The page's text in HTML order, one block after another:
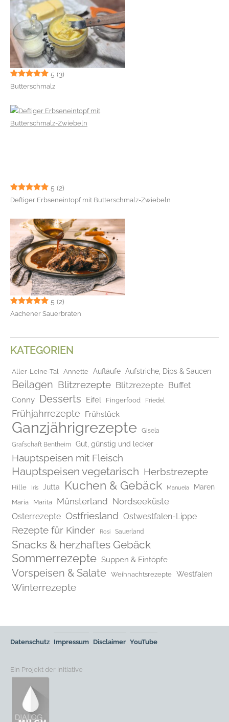
5 (3)
Butterschmalz
5 (2)
Deftiger Erbseneintopf mit Butterschmalz-Zwiebeln
5 (2)
Aachener Sauerbraten
KATEGORIEN
Aller-Leine-Tal Annette Aufläufe Aufstriche, Dips & Saucen
Beilagen Blitzrezepte Blitzrezepte Buffet
Conny Desserts Eifel Fingerfood Friedel
Frühjahrrezepte Frühstück
Ganzjährigrezepte
Gisela
Grafschaft Bentheim
Gut, günstig und lecker
Hauptspeisen mit Fleisch
Hauptspeisen vegetarisch Herbstrezepte
Hille Iris Jutta Kuchen & Gebäck Manuela Maren
Maria Marita Münsterland Nordseeküste
Osterrezepte Ostfriesland Ostwestfalen-Lippe
Rezepte für Kinder Rosi Sauerland
Snacks & herzhaftes Gebäck
Sommerrezepte Suppen & Eintöpfe
Vorspeisen & Salate Weihnachtsrezepte Westfalen
Winterrezepte
Datenschutz Impressum Disclaimer YouTube
Ein Projekt der Initiative